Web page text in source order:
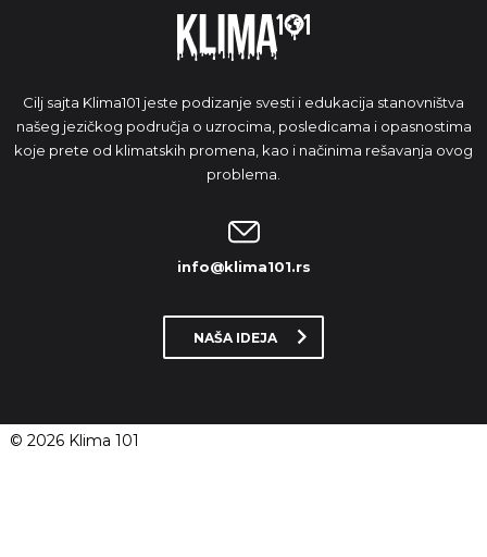
Cilj sajta Klima101 jeste podizanje svesti i edukacija stanovništva
našeg jezičkog područja o uzrocima, posledicama i opasnostima
koje prete od klimatskih promena, kao i načinima rešavanja ovog
problema.
info@klima101.rs
NAŠA IDEJA
© 2026 Klima 101